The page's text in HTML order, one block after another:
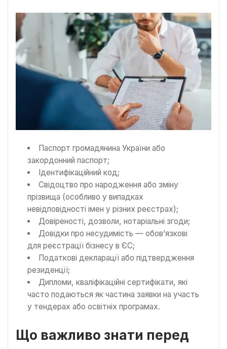
Паспорт громадянина України або
закордонний паспорт;
Ідентифікаційний код;
Свідоцтво про народження або зміну
прізвища (особливо у випадках
невідповідності імен у різних реєстрах);
Довіреності, дозволи, нотаріальні згоди;
Довідки про несудимість — обов’язкові
для реєстрації бізнесу в ЄС;
Податкові декларації або підтвердження
резиденції;
Дипломи, кваліфікаційні сертифікати, які
часто подаються як частина заявки на участь
у тендерах або освітніх програмах.
Що важливо знати перед